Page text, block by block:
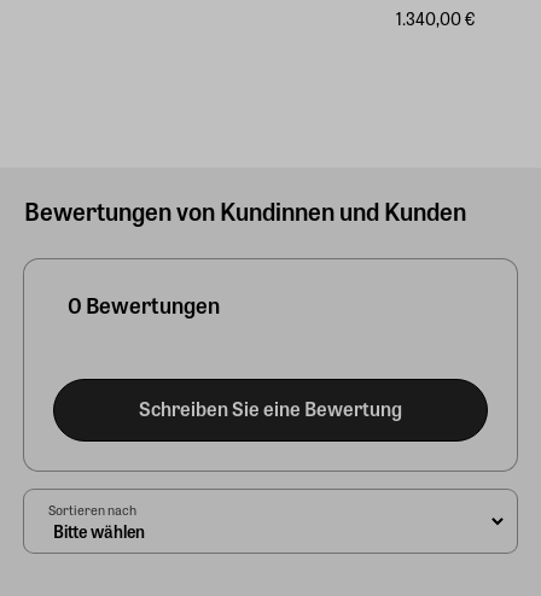
1.340,00 €
Bewertungen von Kundinnen und Kunden
0 Bewertungen
Schreiben Sie eine Bewertung
Sortieren nach